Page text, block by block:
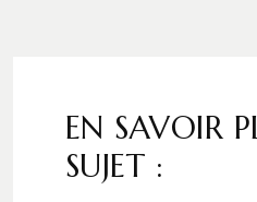
EN SAVOIR
SUJET :